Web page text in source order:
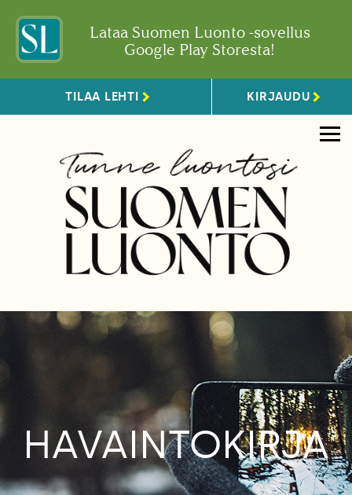
Lataa Suomen Luonto -sovellus
Google Play Storesta!
TILAA LEHTI KIRJAUDU
HAVAINTOKIRJA